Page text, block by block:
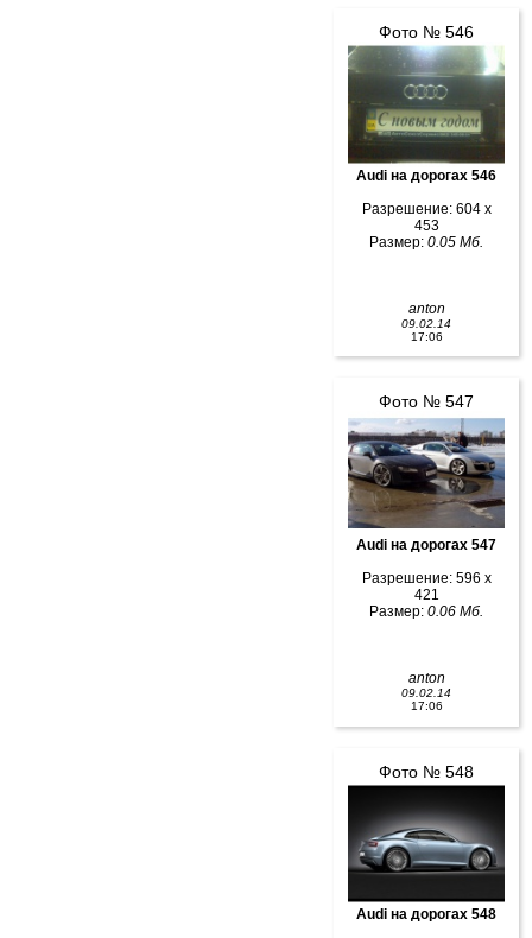
Фото № 546
Audi на дорогах 546
Разрешение: 604 x
453
Размер: 0.05 Мб.
anton
09.02.14
17:06
Фото № 547
Audi на дорогах 547
Разрешение: 596 x
421
Размер: 0.06 Мб.
anton
09.02.14
17:06
Фото № 548
Audi на дорогах 548